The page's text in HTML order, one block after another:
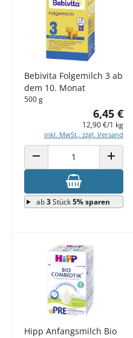
Bebivita Folgemilch 3 ab
dem 10. Monat
500 g
6,45 €
12,90 €/1 kg
inkl. MwSt., zzgl. Versand
ANZAHL VERRINGERN
ab3Stück5% sparen
Hipp Anfangsmilch Bio